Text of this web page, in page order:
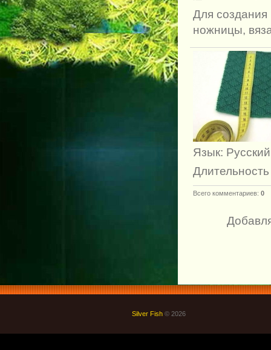
Для создания
ножницы,
Язык: Русский
Всего комментариев: 0
Silver Fish © 2026